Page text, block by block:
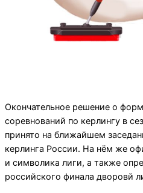
Окончательное решение о
соревнований по керлингу в
принято на ближайшем
керлинга России. На нём же
и символика лиги, а также
российского финала дворовй